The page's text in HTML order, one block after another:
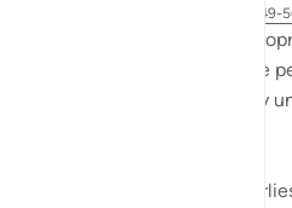
ayat 56:49-
The surah seizes this
the question posed by the
Verses 47-48, which they
"Say: All people of the